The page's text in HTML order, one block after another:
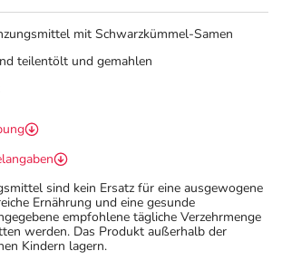
mit Schwarzkümmel-Samen
teilentölt und gemahlen
sind kein Ersatz für eine ausgewogene
Ernährung und eine gesunde
empfohlene tägliche Verzehrmenge
werden. Das Produkt außerhalb der
Kindern lagern.